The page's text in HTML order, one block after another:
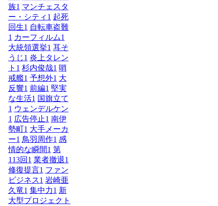
族1 マンチェスタ
ー・シティ 1 起死
回生1 自転車盗難
1 カーフィルム1
大統領選挙1 耳そ
うじ1 炎上タレン
ト 1 杉内俊哉1 哨
戒艦1 予想外1 大
反響1 前編1 堅実
な生活1 国旗立て
1 ウェンデルケン
1 広告停止1 南伊
勢町1 大手メーカ
ー1 鳥羽周作1 感
情的な瞬間1 第
113回 1 業者撤退1
修復提言1 ファン
ビジネス1 岩崎亜
久竜1 集中力1 新
大型プロジェクト